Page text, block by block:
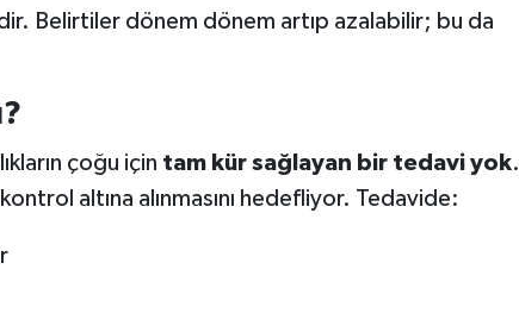
Belirtiler dönem dönem artıp azalabilir; bu da
çoğu için tam kür sağlayan bir tedavi yok.
altına alınmasını hedefliyor. Tedavide: